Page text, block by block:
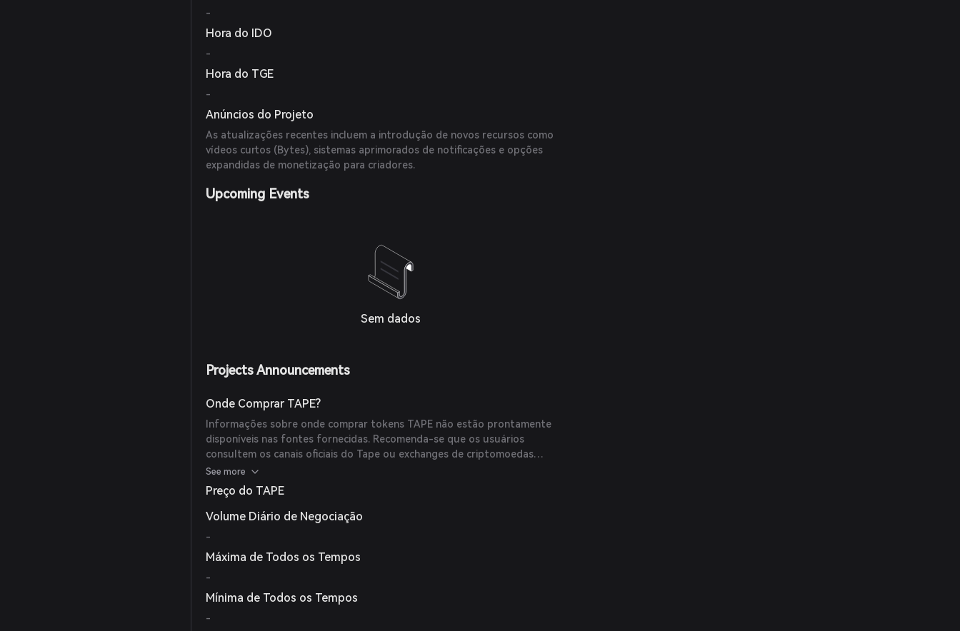
-
Hora do IDO
-
Hora do TGE
-
Anúncios do Projeto
As atualizações recentes incluem a introdução de novos recursos como
vídeos curtos (Bytes), sistemas aprimorados de notificações e opções
expandidas de monetização para criadores.
Upcoming Events
Sem dados
Projects Announcements
Onde Comprar TAPE?
Informações sobre onde comprar tokens TAPE não estão prontamente
disponíveis nas fontes fornecidas. Recomenda-se que os usuários
consultem os canais oficiais do Tape ou exchanges de criptomoedas
confiáveis para obter as informações mais recentes.
See more
Preço do TAPE
Volume Diário de Negociação
-
Máxima de Todos os Tempos
-
Mínima de Todos os Tempos
-